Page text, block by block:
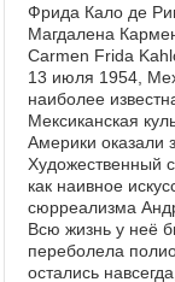
Фрида Кало де
Магдалена
Carmen Frida
13 июля 1954,
наиболее
Мексиканская
Америки оказали
Художественный
как наивное
сюрреализма
Всю жизнь у неё
переболела
остались